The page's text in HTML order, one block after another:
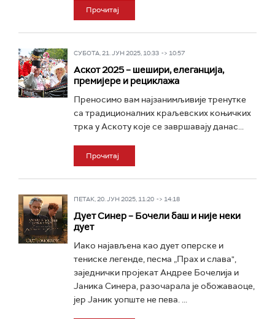
Прочитај
СУБОТА, 21. ЈУН 2025, 10:33 -> 10:57
Аскот 2025 – шешири, елеганција,
премијере и рециклажа
Преносимо вам најзанимљивије тренутке
са традиционалних краљевских коњичких
трка у Аскоту које се завршавају данас...
Прочитај
ПЕТАК, 20. ЈУН 2025, 11:20 -> 14:18
Дует Синер – Бочели баш и није неки
дует
Иако најављена као дует оперске и
тениске легенде, песма „Прах и слава",
заједнички пројекат Андрее Бочелија и
Јаника Синера, разочарала је обожаваоце,
јер Јаник уопште не пева. ...